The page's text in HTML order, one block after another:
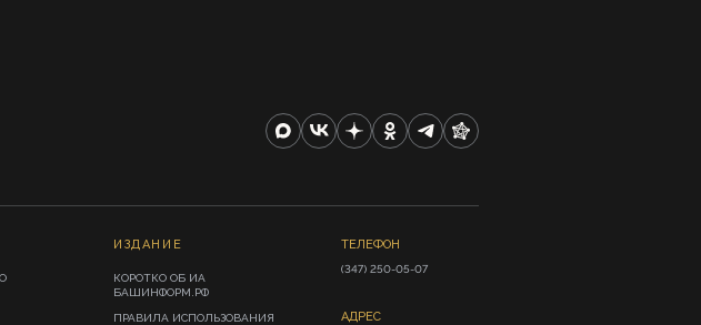
ИЗДАНИЕ
КОРОТКО ОБ ИА
БАШИНФОРМ.РФ
ПРАВИЛА ИСПОЛЬЗОВАНИЯ
ТЕЛЕФОН
(347) 250-05-07
АДРЕС